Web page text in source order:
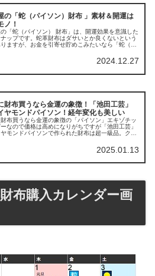
の「蛇（パイソン）財布 」素材＆開運は
ノ！
「蛇（パイソン） 財布」は、開運効果を意識した
ップです。蛇革財布はダサいとか良くないという
ますが、お金を引寄せ貯めこみたいなら「蛇（パ
（パイソン）財布が苦手だという場合の解決策もま
2024.12.27
財布買うなら金運の象徴！「池田工芸」
ヤモンドパイソン！経年変化も美しい
布買うなら金運の象徴の「パイソン」エキゾチッ
なので価格は高めになりがちですが「池田工芸」
モンドパイソンで作られた財布は超一級品。クロ
2025.01.13
布購入カレンダー画